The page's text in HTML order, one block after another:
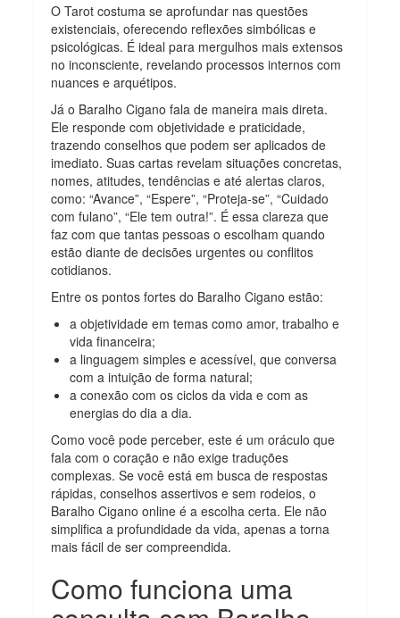
O Tarot costuma se aprofundar nas questões
existenciais, oferecendo reflexões simbólicas e
psicológicas. É ideal para mergulhos mais extensos
no inconsciente, revelando processos internos com
nuances e arquétipos.
Já o Baralho Cigano fala de maneira mais direta.
Ele responde com objetividade e praticidade,
trazendo conselhos que podem ser aplicados de
imediato. Suas cartas revelam situações concretas,
nomes, atitudes, tendências e até alertas claros,
como: “Avance”, “Espere”, “Proteja-se”, “Cuidado
com fulano”, “Ele tem outra!”. É essa clareza que
faz com que tantas pessoas o escolham quando
estão diante de decisões urgentes ou conflitos
cotidianos.
Entre os pontos fortes do Baralho Cigano estão:
a objetividade em temas como amor, trabalho e
vida financeira;
a linguagem simples e acessível, que conversa
com a intuição de forma natural;
a conexão com os ciclos da vida e com as
energias do dia a dia.
Como você pode perceber, este é um oráculo que
fala com o coração e não exige traduções
complexas. Se você está em busca de respostas
rápidas, conselhos assertivos e sem rodeios, o
Baralho Cigano online é a escolha certa. Ele não
simplifica a profundidade da vida, apenas a torna
mais fácil de ser compreendida.
Como funciona uma